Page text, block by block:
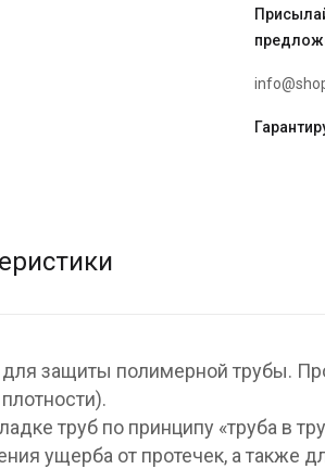
защиты полимерной трубы.
труб по принципу «труба в
ущерба от протечек, а также